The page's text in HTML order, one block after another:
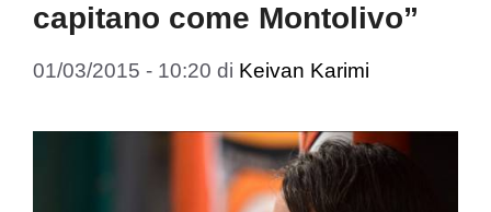
capitano come Montolivo”
01/03/2015 - 10:20 di Keivan Karimi